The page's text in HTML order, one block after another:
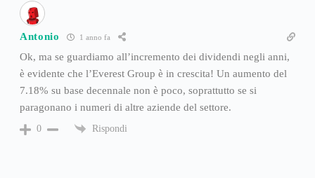
Antonio 1 anno fa
Ok, ma se guardiamo all’incremento dei dividendi negli anni,
è evidente che l’Everest Group è in crescita! Un aumento del
7.18% su base decennale non è poco, soprattutto se si
paragonano i numeri di altre aziende del settore.
0 Rispondi